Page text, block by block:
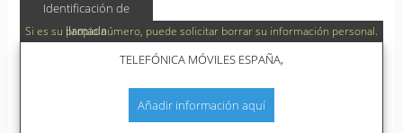
Identificación de
llamada
Si es su propio número, puede solicitar borrar su información personal.
TELEFÓNICA MÓVILES ESPAÑA,
Añadir información aquí